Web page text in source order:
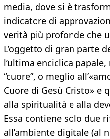
media, dove si è
indicatore di
verità più profonde che
L’oggetto di gran parte
l’ultima enciclica
“cuore”, o meglio
Cuore di Gesù Cristo»
alla spiritualità e alla
Essa contiene solo due
all’ambiente digitale (al